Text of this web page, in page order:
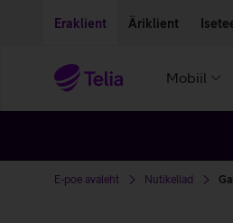
Eraklient Äriklient
Mobiil
E-poe avaleht Nutikellad